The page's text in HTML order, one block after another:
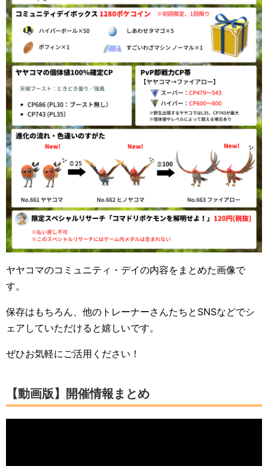
ヤヤコマのコミュニティ・デイの内容をまとめた画像で
す。
保存はもちろん、他のトレーナーさんたちとSNSなどでシ
ェアしていただけると嬉しいです。
ぜひお気軽にご活用ください！
【動画版】開催情報まとめ